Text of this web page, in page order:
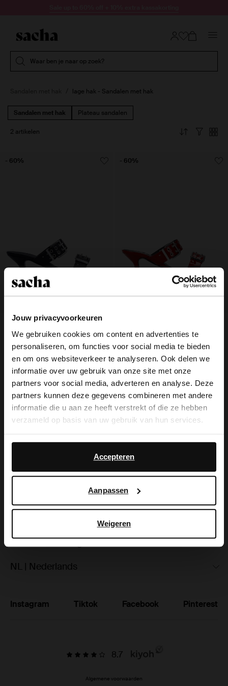
Jouw privacyvoorkeuren
We gebruiken cookies om content en advertenties te
personaliseren, om functies voor social media te bieden
en om ons websiteverkeer te analyseren. Ook delen we
informatie over uw gebruik van onze site met onze
partners voor social media, adverteren en analyse. Deze
partners kunnen deze gegevens combineren met andere
informatie die u aan ze heeft verstrekt of die ze hebben
verzameld op basis van uw gebruik van hun services.
Daarnaast werken wij samen met Google voor
advertentie- en meetdoeleinden. Meer informatie over
hoe Google uw persoonsgegevens gebruikt, vindt u op
Accepteren
Aanpassen
Weigeren
Waar ben je naar op zoek?
lage hak - Sandalen met hak
Sandalen met hak Plateau sandalen
2 artikelen
buckles
100.00
40.00
- 60%
buckles
100.00
40.00
- 60%
Over Sacha
Klantenservice
Ruilen & retourneren
Studentenkorting
NL | Nederlands
Instagram Tiktok Facebook Pinterest
8.7
Algemene voorwaarden
×
View this website in English?
It looks like your language isn't Dutch. Would
you like to switch to English?
Yes, switch to
English
No, stay in Dutch